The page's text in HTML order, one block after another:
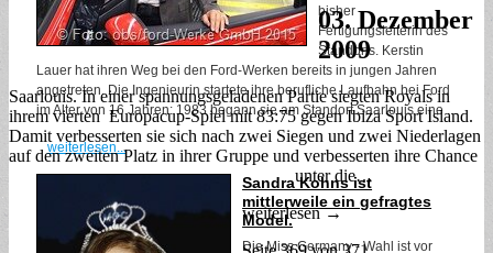
bisher
Fertigungsleiterin des
Standorts. Kerstin
Lauer hat ihren Weg bei den Ford-Werken bereits in jungen Jahren
angetreten. Die Ingenieurin startete ihre berufliche Laufbahn bei Ford
im Alter von 16 Jahren: 1983 begann sie am Standort Saarlouis eine ...
weiterlesen...
Sandra Kohns ist
mittlerweile ein gefragtes
Model.
Die Miss Germany - Wahl ist vor
03. Dezember
2009
Saarlouis. In einer spannungsgeladenen Partie siegten Royals in
ihrem vierten Europacup-Spiel mit 83:75 gegen Ibiza Sport Island.
Damit verbesserten sie sich nach zwei Siegen und zwei Niederlagen
auf den zweiten Platz in ihrer Gruppe und verbesserten ihre Chance
unter die…
weiterlesen →